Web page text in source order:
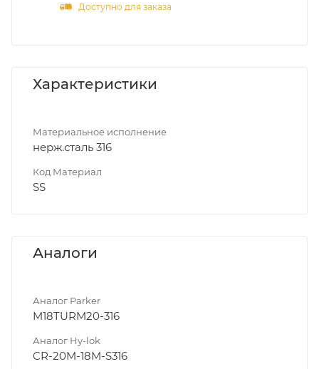
Доступно для заказа
Характеристики
Материальное исполнение
нерж.сталь 316
Код Материал
SS
Аналоги
Аналог Parker
M18TURM20-316
Аналог Hy-lok
CR-20M-18M-S316